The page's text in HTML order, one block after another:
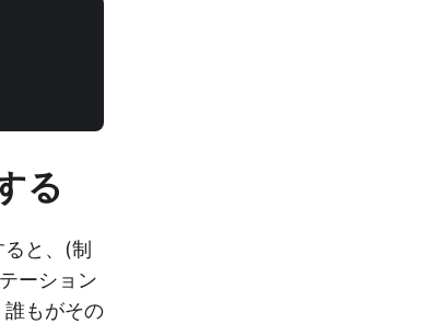
る
と、(制
ーション
もがその